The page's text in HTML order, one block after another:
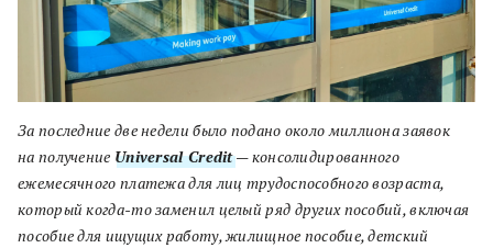
За последние две недели было подано около миллиона заявок
на получение Universal Credit— консолидированного
ежемесячного платежа для лиц трудоспособного возраста,
который когда-то заменил целый ряд других пособий, включая
пособие для ищущих работу, жилищное пособие, детский